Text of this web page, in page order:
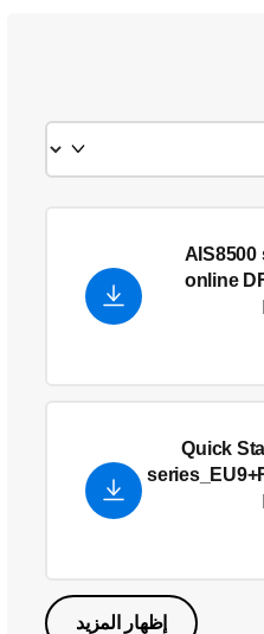
online
Quick
إظهار المزيد